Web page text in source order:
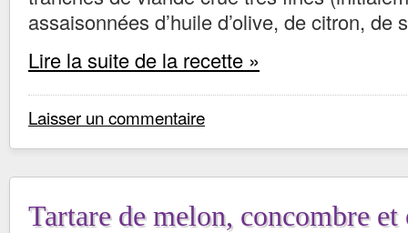
assaisonnées d’huile d’olive, de citron, de
Lire la suite de la recette »
Laisser un commentaire
Tartare de melon, concombre